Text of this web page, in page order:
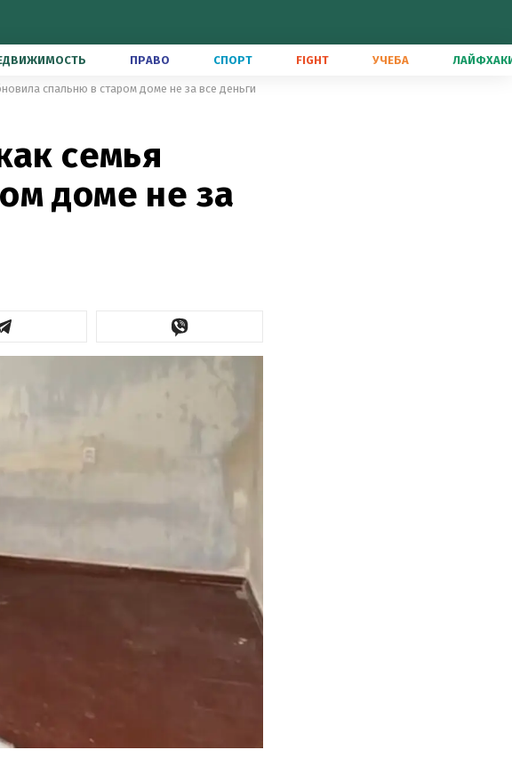
ПРАВО СПОРТ FIGHT УЧЕБА
спальню в старом доме не за все деньги
семья
доме не за